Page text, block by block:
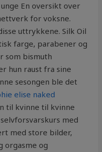
En oversikt over
for voksne.
uttrykkene. Silk Oil
farge, parabener og
som bismuth
hun raust fra sine
sesongen ble det
elise naked
til kvinne til kvinne
med
med store bilder,
orgasme og